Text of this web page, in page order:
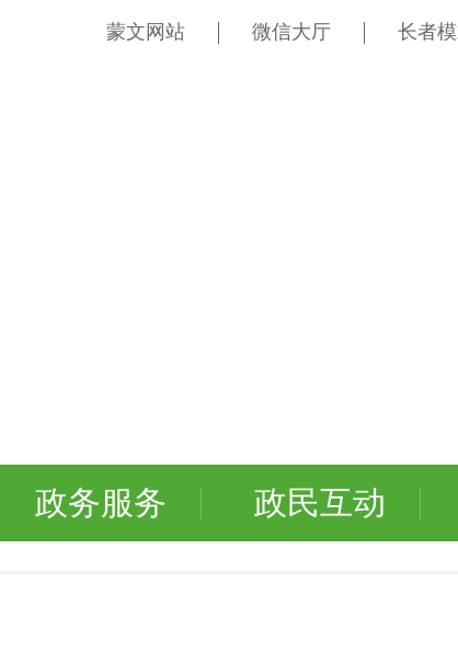
蒙文网站 微信大厅 长者
政务服务 政民互动